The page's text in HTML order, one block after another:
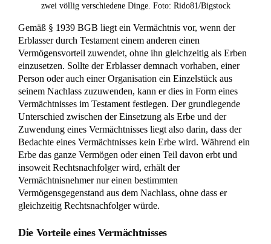
zwei völlig verschiedene Dinge. Foto: Rido81/Bigstock
Gemäß § 1939 BGB liegt ein Vermächtnis vor, wenn der
Erblasser durch Testament einem anderen einen
Vermögensvorteil zuwendet, ohne ihn gleichzeitig als Erben
einzusetzen. Sollte der Erblasser demnach vorhaben, einer
Person oder auch einer Organisation ein Einzelstück aus
seinem Nachlass zuzuwenden, kann er dies in Form eines
Vermächtnisses im Testament festlegen. Der grundlegende
Unterschied zwischen der Einsetzung als Erbe und der
Zuwendung eines Vermächtnisses liegt also darin, dass der
Bedachte eines Vermächtnisses kein Erbe wird. Während ein
Erbe das ganze Vermögen oder einen Teil davon erbt und
insoweit Rechtsnachfolger wird, erhält der
Vermächtnisnehmer nur einen bestimmten
Vermögensgegenstand aus dem Nachlass, ohne dass er
gleichzeitig Rechtsnachfolger würde.
Die Vorteile eines Vermächtnisses